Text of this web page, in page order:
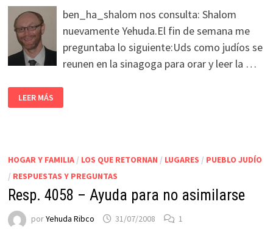
ben_ha_shalom nos consulta: Shalom
nuevamente Yehuda.El fin de semana me
preguntaba lo siguiente:Uds como judíos se
reunen en la sinagoga para orar y leer la …
LEER MÁS
HOGAR Y FAMILIA/ LOS QUE RETORNAN / LUGARES / PUEBLO JUDÍO
/ RESPUESTAS Y PREGUNTAS
Resp. 4058 – Ayuda para no asimilarse
porYehuda Ribco 31/07/2008 1